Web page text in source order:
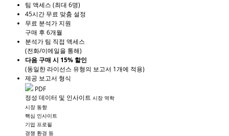
팀 액세스 (최대 6명)
45시간 무료 맞춤 설정
무료 분석가 지원
구매 후 6개월
분석가 팀 직접 액세스
(전화/이메일을 통해)
다음 구매 시 15% 할인
(동일한 라이선스 유형의 보고서 1개에 적용)
제공 보고서 형식
PDF
정성 데이터 및 인사이트 시장 역학
시장 동향
핵심 인사이트
기업 프로필
경쟁 환경 등